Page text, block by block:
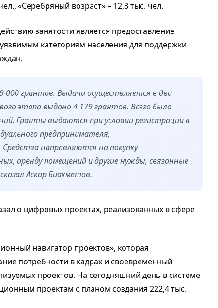
«Серебряный возраст» – 12,8 тыс. чел.
занятости является предоставление
категориям населения для поддержки
000 грантов. Выдача осуществляется в два
этапа выдано 4 179 грантов. Всего было
Гранты выдаются при условии регистрации в
предпринимателя,
направляются на покупку
аренду помещений и другие нужды, связанные
Аскар Биахметов.
о цифровых проектах, реализованных в сфере
навигатор проектов», которая
потребности в кадрах и своевременный
проектов. На сегодняшний день в системе
проектам с планом создания 222,4 тыс.